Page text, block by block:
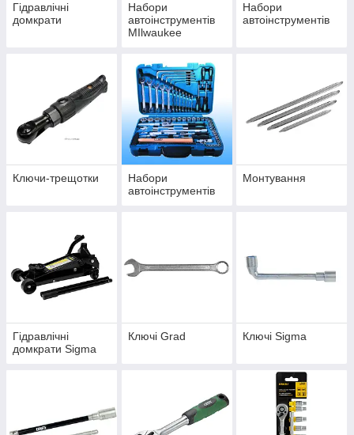
Гідравлічні
домкрати
Набори
автоінструментів
MIlwaukee
Набори
автоінструментів
Ключи-трещотки
Набори
автоінструментів
Монтування
Гідравлічні
домкрати Sigma
Ключі Grad Ключі Sigma